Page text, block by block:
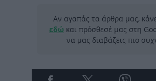
Αν αγαπάς τα άρθρα μας,
εδώ και πρόσθεσέ μας στη
να μας διαβάζεις πιο